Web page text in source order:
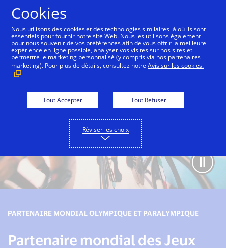
Partenariat avec les Jeux Olympiques et Paralympiques
PARTENAIRE MONDIAL OLYMPIQUE ET PARALYMPIQUE
Partenaire mondial des Jeux
Cookies
Nous utilisons des cookies et des technologies similaires là où ils sont
essentiels pour fournir notre site Web. Nous les utilisons également
pour nous souvenir de vos préférences afin de vous offrir la meilleure
expérience en ligne possible, analyser vos visites sur nos sites et
permettre le marketing personnalisé (y compris via nos partenaires
marketing). Pour plus de détails, consultez notreAvis sur les cookies.
Tout Accepter Tout Refuser
Réviser les choix